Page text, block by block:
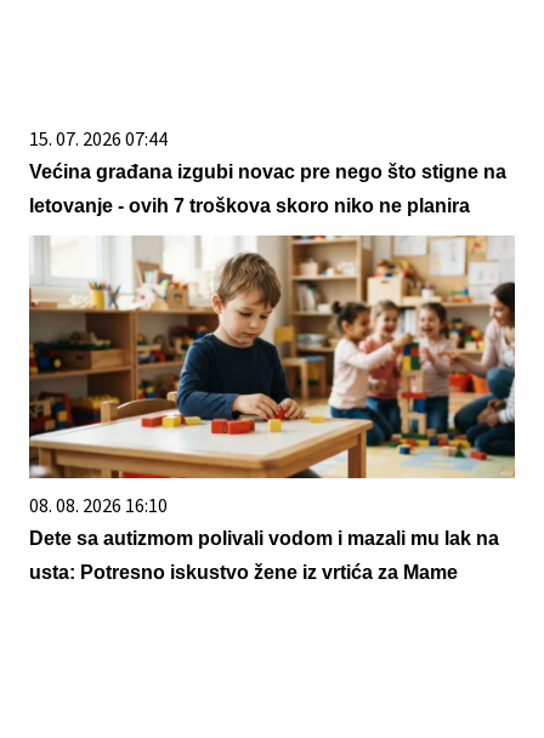
15. 07. 2026 07:44
Većina građana izgubi novac pre nego što stigne na
letovanje - ovih 7 troškova skoro niko ne planira
08. 08. 2026 16:10
Dete sa autizmom polivali vodom i mazali mu lak na
usta: Potresno iskustvo žene iz vrtića za Mame